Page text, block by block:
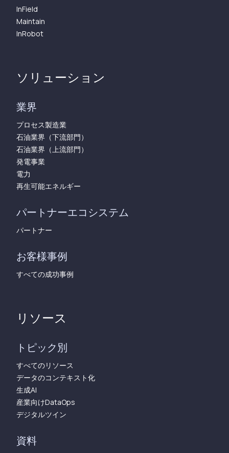
InField
Maintain
InRobot
ソリューション
業界
プロセス製造業
石油業界（下流部門）
石油業界（上流部門）
発電事業
電力
再生可能エネルギー
パートナーエコシステム
パートナー
お客様事例
すべての成功事例
リソース
トピック別
すべてのリソース
データのコンテキスト化
生成AI
産業向けDataOps
デジタルツイン
資料